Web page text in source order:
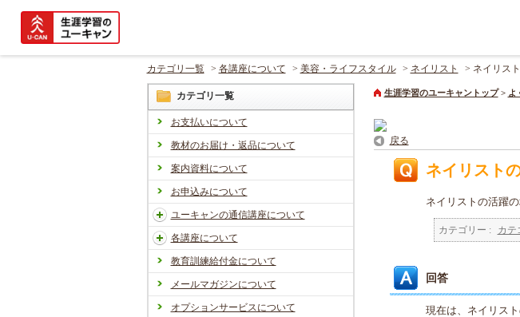
カテゴリ一覧 > 各講座について > 美容・ライフスタイル > ネイリスト > ネイリス
カテゴリ一覧
お支払いについて
教材のお届け・返品について
案内資料について
お申込みについて
ユーキャンの通信講座について
各講座について
教育訓練給付金について
メールマガジンについて
オプションサービスについて
生涯学習のユーキャントップ > よ
戻る
ネイリスト
ネイリストの活躍
カテゴリー : カテ
回答
現在は、ネイリス